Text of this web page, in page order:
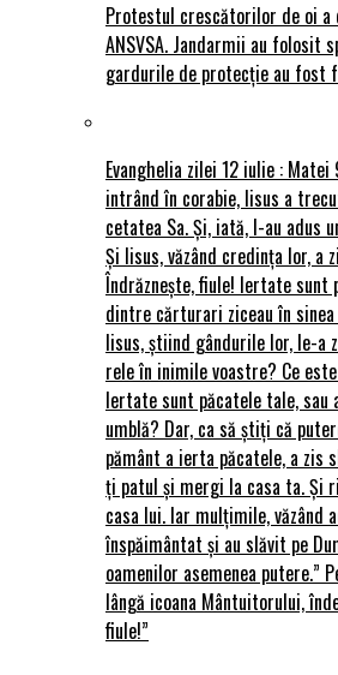
Protestul crescătorilor de oi a
ANSVSA. Jandarmii au folosit
gardurile de protecție au fost
Evanghelia zilei 12 iulie : Matei
intrând în corabie, Iisus a
cetatea Sa. Și, iată, I-au adus
Și Iisus, văzând credința lor, a
Îndrăznește, fiule! Iertate sunt
dintre cărturari ziceau în
Iisus, știind gândurile lor, le-a
rele în inimile voastre? Ce
Iertate sunt păcatele tale, sau
umblă? Dar, ca să știți că
pământ a ierta păcatele, a zis
ți patul și mergi la casa ta. Și
casa lui. Iar mulțimile, văzând
înspăimântat și au slăvit pe
oamenilor asemenea putere.”
lângă icoana Mântuitorului,
fiule!”